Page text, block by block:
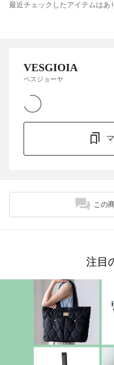
最近チェックしたアイテムはあ
VESGIOIA
ベスジョーヤ
この
注目